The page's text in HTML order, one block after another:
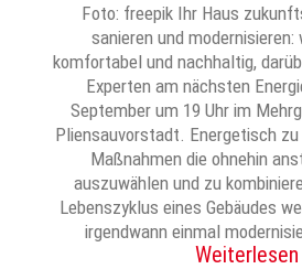
Foto: freepik Ihr Haus
sanieren und
komfortabel und nachhaltig,
Experten am nächsten
September um 19 Uhr im
Pliensauvorstadt. Energetisch
Maßnahmen die ohnehin
auszuwählen und zu
Lebenszyklus eines Gebäudes
irgendwann einmal
Weiterlesen